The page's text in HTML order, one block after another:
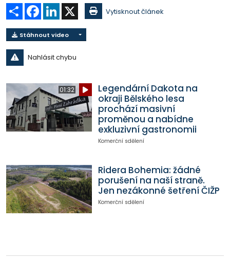
Sdílet Facebook
LinkedIn Vytisknout článek
Stáhnout video
Nahlásit chybu
01:32
Legendární Dakota na
okraji Bělského lesa
prochází masivní
proměnou a nabídne
exkluzivní gastronomii
Komerční sdělení
Ridera Bohemia: žádné
porušení na naší straně.
Jen nezákonné šetření ČIŽP
Komerční sdělení